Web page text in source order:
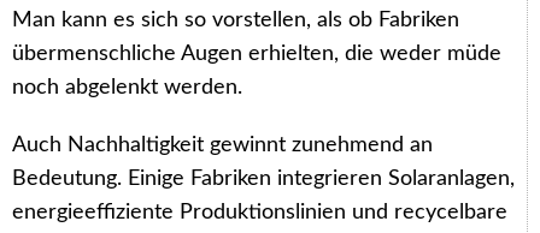
Man kann es sich so vorstellen, als ob Fabriken
übermenschliche Augen erhielten, die weder müde
noch abgelenkt werden.
Auch Nachhaltigkeit gewinnt zunehmend an
Bedeutung. Einige Fabriken integrieren Solaranlagen,
energieeffiziente Produktionslinien und recycelbare